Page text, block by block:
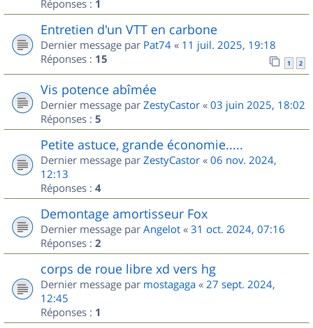
Réponses : 1
Entretien d'un VTT en carbone
Dernier message par Pat74 « 11 juil. 2025, 19:18
Réponses : 15 1 2
Vis potence abîmée
Dernier message par ZestyCastor « 03 juin 2025, 18:02
Réponses : 5
Petite astuce, grande économie.....
Dernier message par ZestyCastor « 06 nov. 2024,
12:13
Réponses : 4
Demontage amortisseur Fox
Dernier message par Angelot « 31 oct. 2024, 07:16
Réponses : 2
corps de roue libre xd vers hg
Dernier message par mostagaga « 27 sept. 2024,
12:45
Réponses : 1